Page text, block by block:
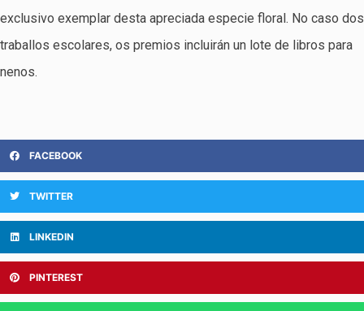
exclusivo exemplar desta apreciada especie floral. No caso dos
traballos escolares, os premios incluirán un lote de libros para
nenos.
FACEBOOK
TWITTER
LINKEDIN
PINTEREST